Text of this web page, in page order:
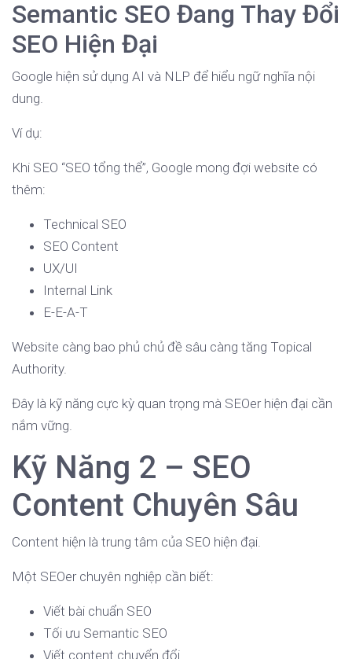
Semantic SEO Đang Thay Đổi
SEO Hiện Đại
Google hiện sử dụng AI và NLP để hiểu ngữ nghĩa nội
dung.
Ví dụ:
Khi SEO “SEO tổng thể”, Google mong đợi website có
thêm:
Technical SEO
SEO Content
UX/UI
Internal Link
E-E-A-T
Website càng bao phủ chủ đề sâu càng tăng Topical
Authority.
Đây là kỹ năng cực kỳ quan trọng mà SEOer hiện đại cần
nắm vững.
Kỹ Năng 2 – SEO
Content Chuyên Sâu
Content hiện là trung tâm của SEO hiện đại.
Một SEOer chuyên nghiệp cần biết:
Viết bài chuẩn SEO
Tối ưu Semantic SEO
Viết content chuyển đổi